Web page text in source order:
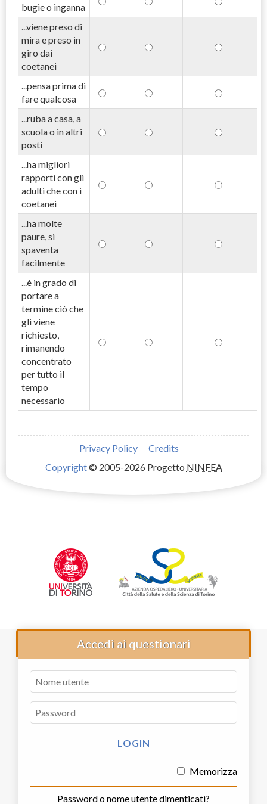
bugie o inganna
...viene preso di
mira e preso in
giro dai
coetanei
...pensa prima di
fare qualcosa
...ruba a casa, a
scuola o in altri
posti
...ha migliori
rapporti con gli
adulti che con i
coetanei
...ha molte
paure, si
spaventa
facilmente
...è in grado di
portare a
termine ciò che
gli viene
richiesto,
rimanendo
concentrato
per tutto il
tempo
necessario
Privacy Policy
Credits
Copyright© 2005-2026 Progetto NINFEA
Accedi ai questionari
Memorizza
Password o nome utente dimenticati?